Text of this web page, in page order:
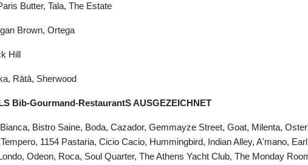
Butter, Tala, The Estate
Brown, Ortega
Hill
Rātā, Sherwood
Bib-Gourmand-RestaurantS AUSGEZEICHNET
Bistro Saine, Boda, Cazador, Gemmayze Street, Goat, Milenta,
1154 Pastaria, Cicio Cacio, Hummingbird, Indian Alley, A'mano,
Odeon, Roca, Soul Quarter, The Athens Yacht Club, The Monday